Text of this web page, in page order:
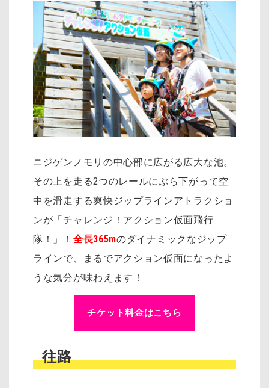
ニジゲンノモリの中心部に広がる広大な池。
その上を走る2つのレールにぶら下がって空
中を滑走する爽快ジップラインアトラクショ
ンが「チャレンジ！アクション仮面飛行
隊！」！ 全長365mのダイナミックなジップ
ラインで、まるでアクション仮面になったよ
うな気分が味わえます！
チケット料金はこちら
往路